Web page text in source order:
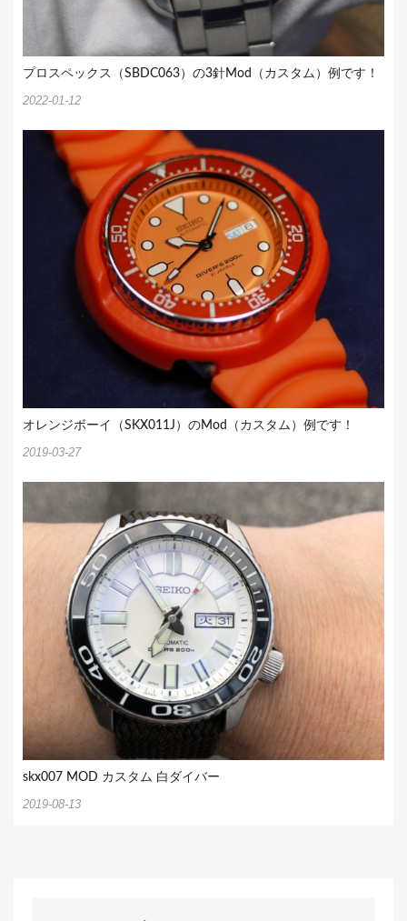
プロスペックス（SBDC063）の3針Mod（カスタム）例です！
2022-01-12
オレンジボーイ（SKX011J）のMod（カスタム）例です！
2019-03-27
skx007 MOD カスタム 白ダイバー
2019-08-13